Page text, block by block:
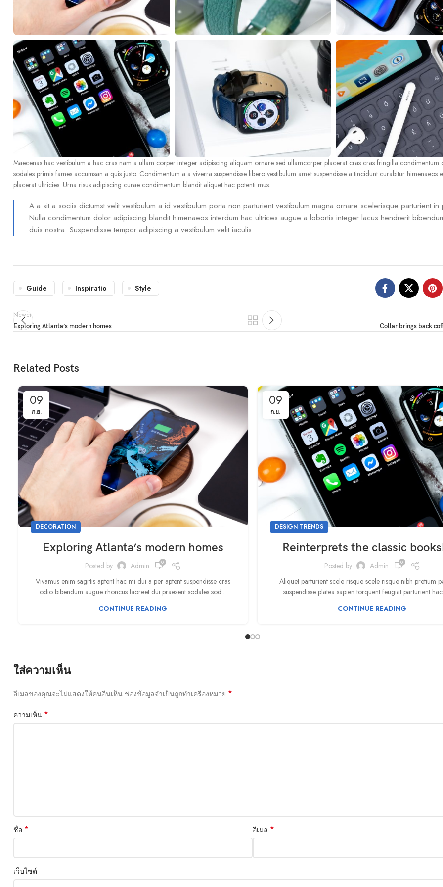
Maecenas hac vestibulum a hac cras nam a ullam corper integer adipiscing aliquam ornare sed ullamcorper placerat cras cras fringilla condimentum
sodales primis fames accumsan a quis justo. Condimentum a a viverra suspendisse libero vestibulum amet suspendisse a tincidunt curabitur himenaeos
placerat ultricies. Urna risus adipiscing curae condimentum blandit aliquet hac potenti mus.
A a sit a sociis dictumst velit vestibulum a id vestibulum porta non parturient vestibulum magna ornare scelerisque parturient in
Nulla condimentum dolor adipiscing blandit himenaeos interdum hac ultrices augue a lobortis integer lacus hendrerit
duis nostra. Suspendisse tempor adipiscing a vestibulum velit iaculis.
Guide Inspiratio Style
Newer
Exploring Atlanta’s modern homes Collar brings back
Related Posts
09
ก.ย.
DECORATION
Exploring Atlanta’s modern homes
Posted by Admin 0
Vivamus enim sagittis aptent hac mi dui a per aptent suspendisse cras
odio bibendum augue rhoncus laoreet dui praesent sodales sod...
CONTINUE READING
09
ก.ย.
DESIGN TRENDS
Reinterprets the classic
Posted by Admin 0
Aliquet parturient scele risque scele risque nibh pretium
suspendisse platea sapien torquent feugiat parturient
CONTINUE READING
ใส่ความเห็น
อีเมลของคุณจะไม่แสดงให้คนอื่นเห็น ช่องข้อมูลจำเป็นถูกทำเครื่องหมาย *
ความเห็น *
ชื่อ * อีเมล *
เว็บไซต์